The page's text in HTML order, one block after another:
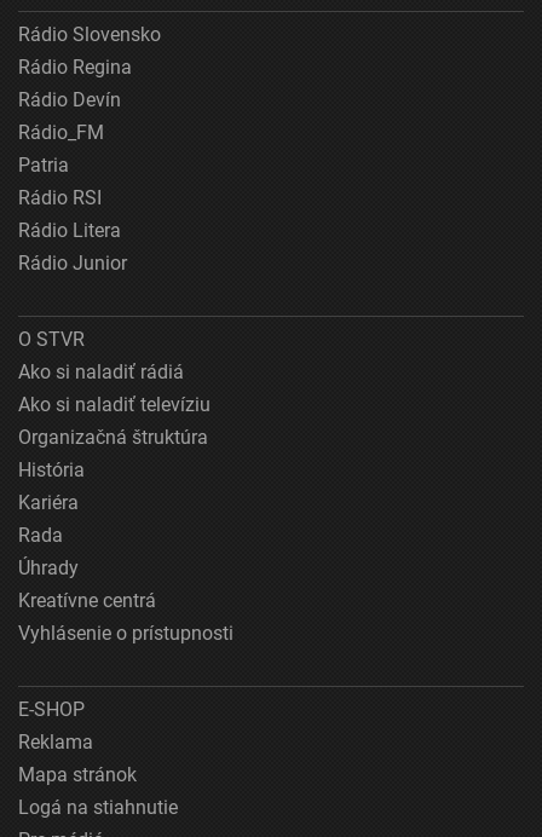
Rádio Slovensko
Rádio Regina
Rádio Devín
Rádio_FM
Patria
Rádio RSI
Rádio Litera
Rádio Junior
O STVR
Ako si naladiť rádiá
Ako si naladiť televíziu
Organizačná štruktúra
História
Kariéra
Rada
Úhrady
Kreatívne centrá
Vyhlásenie o prístupnosti
E-SHOP
Reklama
Mapa stránok
Logá na stiahnutie